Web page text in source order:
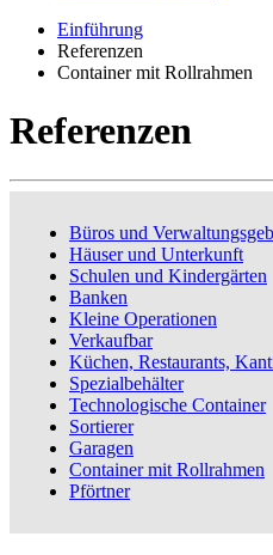
Einführung
Referenzen
Container mit Rollrahmen
Referenzen
Büros und
Häuser und Unterkunft
Schulen und Kindergärten
Banken
Kleine Operationen
Verkaufbar
Küchen, Restaurants,
Spezialbehälter
Technologische Container
Sortierer
Garagen
Container mit Rollrahmen
Pförtner